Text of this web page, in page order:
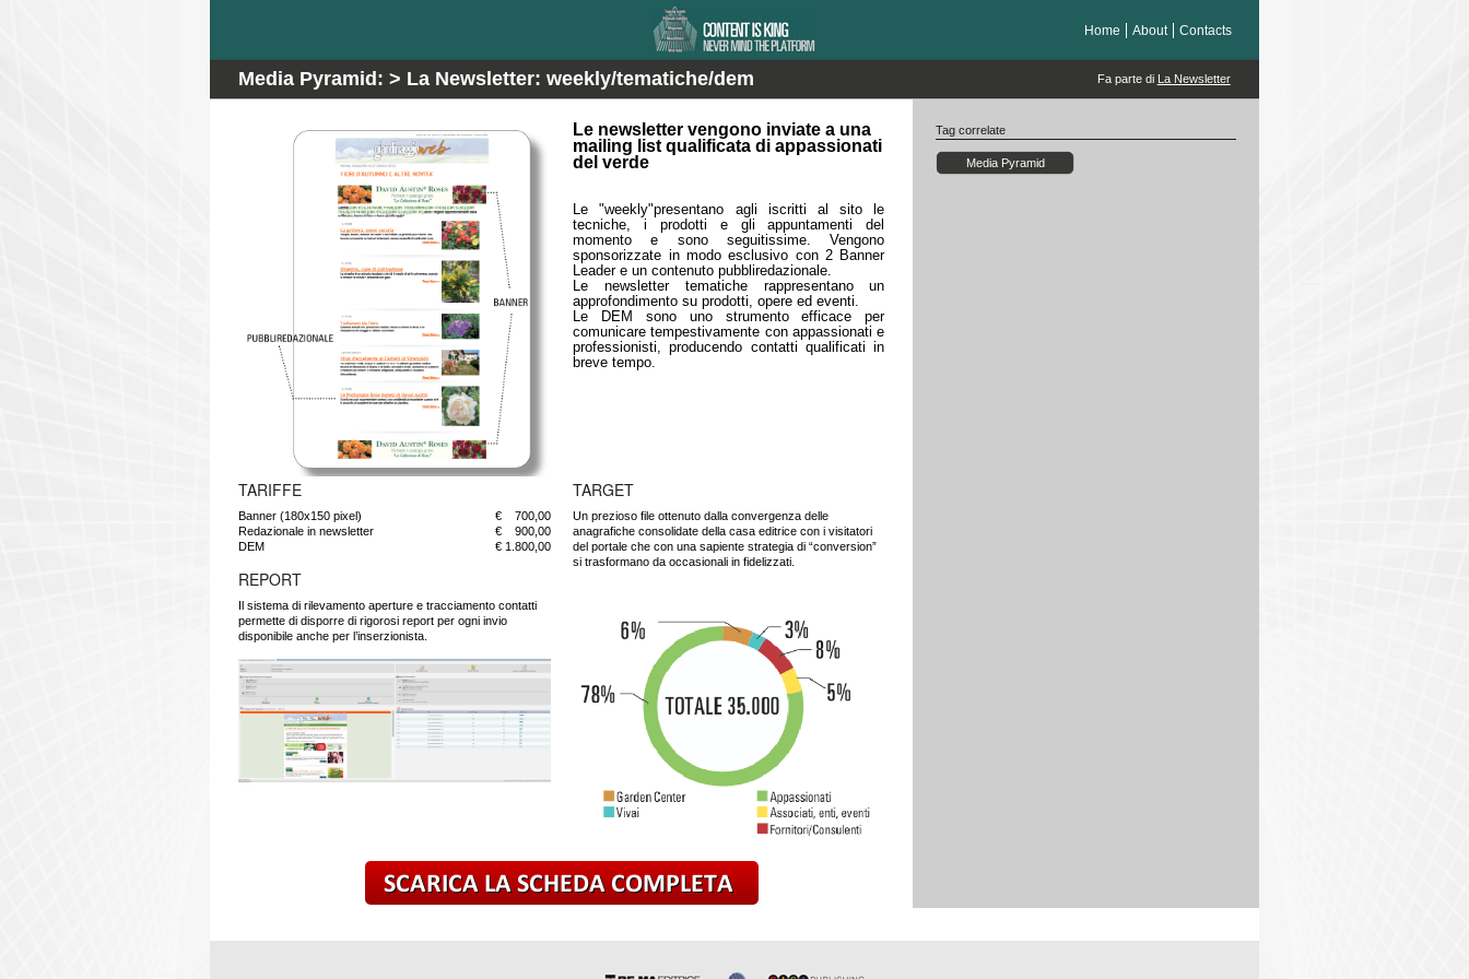
Home About Contacts
Media Pyramid: > La Newsletter: weekly/tematiche/dem Fa parte di La Newsletter
Le newsletter vengono inviate a una
mailing list qualificata di appassionati
del verde
Le "weekly"presentano agli iscritti al sito le
tecniche, i prodotti e gli appuntamenti del
momento e sono seguitissime. Vengono
sponsorizzate in modo esclusivo con 2 Banner
Leader e un contenuto pubbliredazionale.
Le newsletter tematiche rappresentano un
approfondimento su prodotti, opere ed eventi.
Le DEM sono uno strumento efficace per
comunicare tempestivamente con appassionati e
professionisti, producendo contatti qualificati in
breve tempo.
TARIFFE
€ 700,00
€ 900,00
€ 1.800,00
Banner (180x150 pixel)
Redazionale in newsletter
DEM
REPORT
Il sistema di rilevamento aperture e tracciamento contatti
permette di disporre di rigorosi report per ogni invio
disponibile anche per l’inserzionista.
TARGET
Un prezioso file ottenuto dalla convergenza delle
anagrafiche consolidate della casa editrice con i visitatori
del portale che con una sapiente strategia di “conversion”
si trasformano da occasionali in fidelizzati.
Tag correlate
Media Pyramid